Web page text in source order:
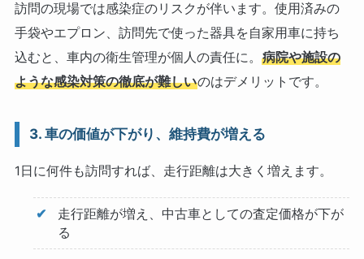
訪問の現場では感染症のリスクが伴います。使用済みの
手袋やエプロン、訪問先で使った器具を自家用車に持ち
込むと、車内の衛生管理が個人の責任に。 病院や施設の
ような感染対策の徹底が難しいのはデメリットです。
3. 車の価値が下がり、維持費が増える
1日に何件も訪問すれば、走行距離は大きく増えます。
走行距離が増え、中古車としての査定価格が下が
る